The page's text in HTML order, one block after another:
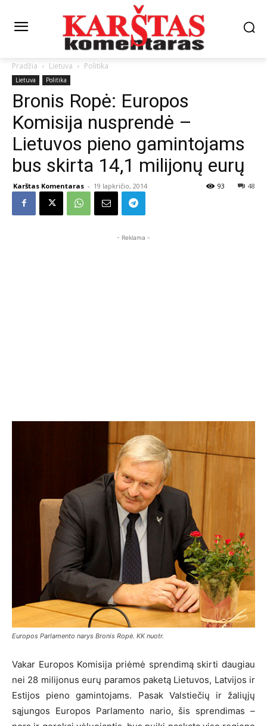
Pradžia Lietuva Politika
Lietuva Politika
Bronis Ropė: Europos
Komisija nusprendė –
Lietuvos pieno gamintojams
bus skirta 14,1 milijonų eurų
Karštas Komentaras - 19 lapkričio, 2014 48
93
- Reklama -
Europos Parlamento narys Bronis Ropė. KK nuotr.
Vakar Europos Komisija priėmė sprendimą skirti daugiau
nei 28 milijonus eurų paramos paketą Lietuvos, Latvijos ir
Estijos pieno gamintojams. Pasak Valstiečių ir žaliųjų
sąjungos Europos Parlamento nario, šis sprendimas –